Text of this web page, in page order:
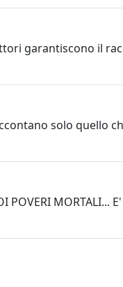
garantiscono il
solo quello
POVERI MORTALI...